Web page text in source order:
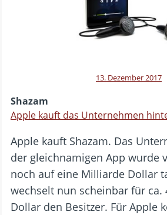
13. Dezember 2017
Shazam
Apple kauft das Unternehmen
Apple kauft Shazam. Das
der gleichnamigen App wurde
noch auf eine Milliarde Dollar
wechselt nun scheinbar für ca.
Dollar den Besitzer. Für Apple